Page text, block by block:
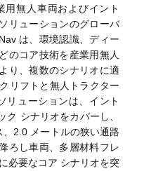
用無人車両およびイント
リューションのグローバ
は、環境認識、ディー
のコア技術を産業用無人
り、複数のシナリオに適
リフトと無人トラクター
リューションは、イント
ク シナリオをカバーし、
2.0 メートルの狭い通路
ろし車両、多層材料フレ
必要なコア シナリオを突